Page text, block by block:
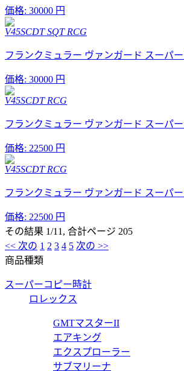
価格: 30000 円
V45SCDT SQT RCG
フランクミュラー ヴァンガード スーパ
価格: 30000 円
V45SCDT RCG
フランクミュラー ヴァンガード スーパ
価格: 22500 円
V45SCDT RCG
フランクミュラー ヴァンガード スーパ
価格: 22500 円
その結果 1/11, 合計ページ 205
<< 次の 1 2 3 4 5 次の >>
商品種類
スーパーコピー時計
ロレックス
GMTマスターII
エアキング
エクスプローラー
サブマリーナ